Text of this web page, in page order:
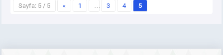
Sayfa: 5 / 5 « 1 … 3 4 5